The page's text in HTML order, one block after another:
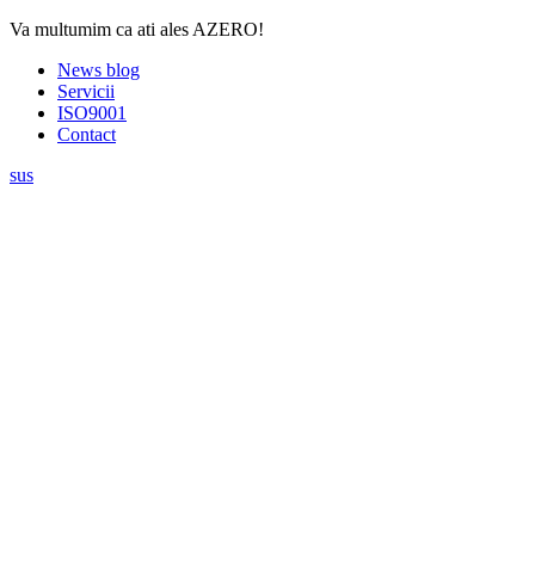
Va multumim ca ati ales AZERO!
News blog
Servicii
ISO9001
Contact
sus